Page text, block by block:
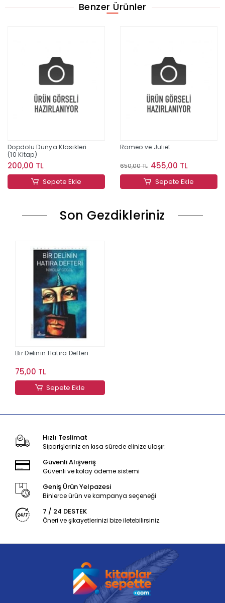
Benzer Ürünler
Dopdolu Dünya Klasikleri
(10 Kitap)
200,00 TL
Sepete Ekle
Romeo ve Juliet
650,00 TL 455,00 TL
Sepete Ekle
Son Gezdikleriniz
Bir Delinin Hatıra Defteri
75,00 TL
Sepete Ekle
Hızlı Teslimat
Siparişleriniz en kısa sürede elinize ulaşır.
Güvenli Alışveriş
Güvenli ve kolay ödeme sistemi
Geniş Ürün Yelpazesi
Binlerce ürün ve kampanya seçeneği
7 / 24 DESTEK
Öneri ve şikayetlerinizi bize iletebilirsiniz.